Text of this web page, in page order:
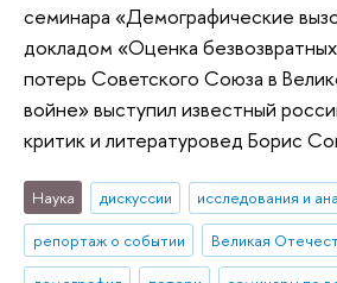
семинара «Демографические
докладом «Оценка
потерь Советского Союза в
войне» выступил известный
критик и литературовед Борис
Наука дискуссии
исследования и
репортаж о событии
Великая